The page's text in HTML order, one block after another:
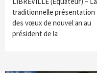
traditionnelle présentation
des vœux de nouvel an au
président de la